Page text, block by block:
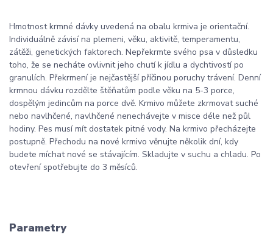
Hmotnost krmné dávky uvedená na obalu krmiva je orientační.
Individuálně závisí na plemeni, věku, aktivitě, temperamentu,
zátěži, genetických faktorech. Nepřekrmte svého psa v důsledku
toho, že se necháte ovlivnit jeho chutí k jídlu a dychtivostí po
granulích. Překrmení je nejčastější příčinou poruchy trávení. Denní
krmnou dávku rozdělte štěňatům podle věku na 5-3 porce,
dospělým jedincům na porce dvě. Krmivo můžete zkrmovat suché
nebo navlhčené, navlhčené nenechávejte v misce déle než půl
hodiny. Pes musí mít dostatek pitné vody. Na krmivo přecházejte
postupně. Přechodu na nové krmivo věnujte několik dní, kdy
budete míchat nové se stávajícím. Skladujte v suchu a chladu. Po
otevření spotřebujte do 3 měsíců.
Parametry